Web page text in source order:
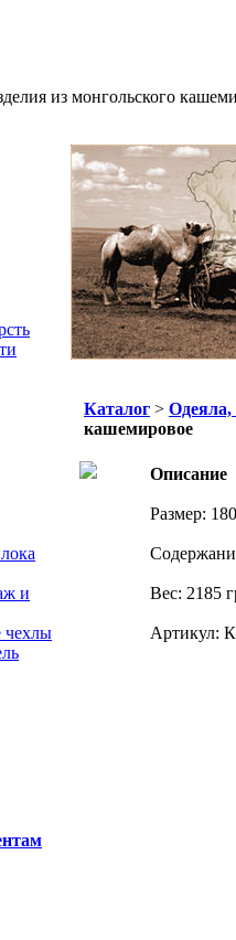
из монгольского
и
чехлы
Каталог >
кашемировое
Описание
Размер:
Вес: 2185
Артикул: